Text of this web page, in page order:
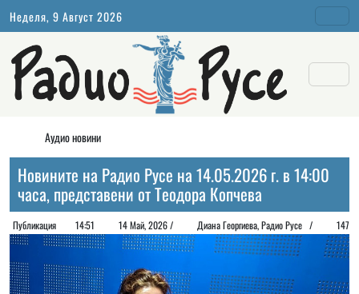
Неделя, 9 Август 2026
Аудио новини
Новините на Радио Русе на 14.05.2026 г. в 14:00
часа, представени от Теодора Копчева
Публикация 14:51 14 Май, 2026 / Диана Георгиeва, Радио Русе / 147